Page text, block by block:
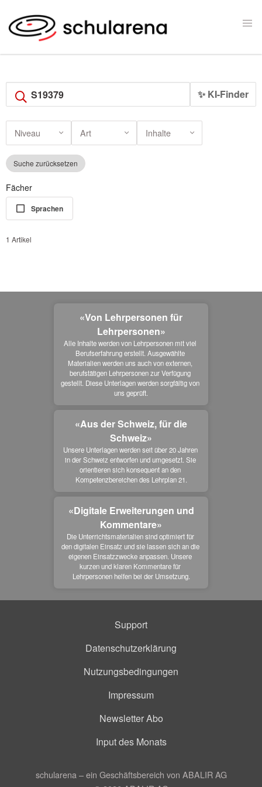
✨ KI-Finder
Niveau Art Inhalte
Suche zurücksetzen
Fächer
Sprachen
1 Artikel
«Von Lehrpersonen für
Lehrpersonen»
Alle Inhalte werden von Lehrpersonen mit viel
Berufserfahrung erstellt. Ausgewählte
Materialien werden uns auch von externen,
berufstätigen Lehrpersonen zur Verfügung
gestellt. Diese Unterlagen werden sorgfältig von
uns geprüft.
«Aus der Schweiz, für die
Schweiz»
Unsere Unterlagen werden seit über 20 Jahren
in der Schweiz entworfen und umgesetzt. Sie
orientieren sich konsequent an den
Kompetenzbereichen des Lehrplan 21.
«Digitale Erweiterungen und
Kommentare»
Die Unterrichtsmaterialien sind optimiert für
den digitalen Einsatz und sie lassen sich an die
eigenen Einsatzzwecke anpassen. Unsere
kurzen und klaren Kommentare für
Lehrpersonen helfen bei der Umsetzung.
Support
Datenschutzerklärung
Nutzungsbedingungen
Impressum
Newsletter Abo
Input des Monats
schularena – ein Geschäftsbereich von ABALIR AG